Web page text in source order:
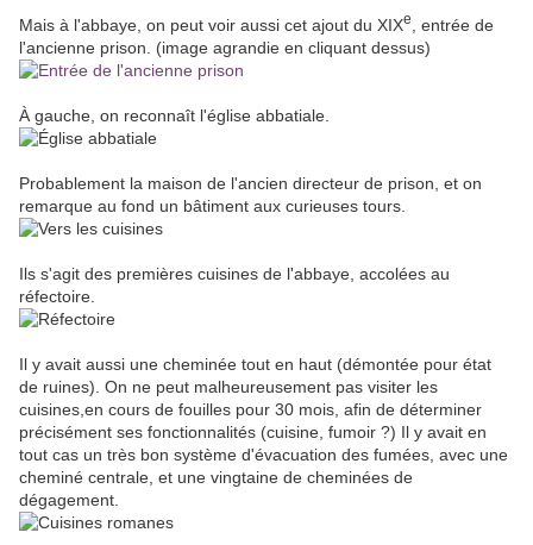
Mais à l'abbaye, on peut voir aussi cet ajout du XIXe
, entrée de
l'ancienne prison. (image agrandie en cliquant dessus)
À gauche, on reconnaît l'église abbatiale.
Probablement la maison de l'ancien directeur de prison, et on
remarque au fond un bâtiment aux curieuses tours.
Ils s'agit des premières cuisines de l'abbaye, accolées au
réfectoire.
Il y avait aussi une cheminée tout en haut (démontée pour état
de ruines). On ne peut malheureusement pas visiter les
cuisines,en cours de fouilles pour 30 mois, afin de déterminer
précisément ses fonctionnalités (cuisine, fumoir ?) Il y avait en
tout cas un très bon système d'évacuation des fumées, avec une
cheminé centrale, et une vingtaine de cheminées de
dégagement.